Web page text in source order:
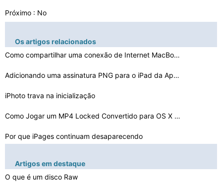
Próximo : No
Os artigos relacionados
Como compartilhar uma conexão de Internet MacBook
Adicionando uma assinatura PNG para o iPad da Apple
iPhoto trava na inicialização
Como Jogar um MP4 Locked Convertido para OS X Open Sour…
Por que iPages continuam desaparecendo
Artigos em destaque
O que é um disco Raw